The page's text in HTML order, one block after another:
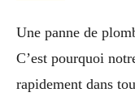
Une panne de
C’est pourquoi
rapidement dans